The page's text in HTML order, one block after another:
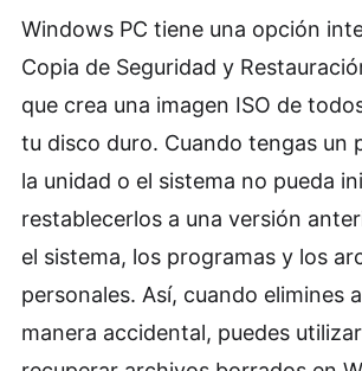
Windows PC tiene una opción
Copia de Seguridad y
que crea una imagen ISO de
tu disco duro. Cuando tengas un
la unidad o el sistema no pueda
restablecerlos a una versión
el sistema, los programas y los
personales. Así, cuando elimines
manera accidental, puedes